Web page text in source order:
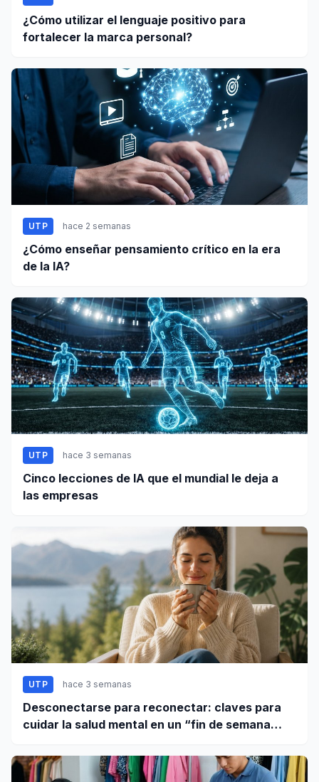
¿Cómo utilizar el lenguaje positivo para
fortalecer la marca personal?
UTP hace 2 semanas
¿Cómo enseñar pensamiento crítico en la era
de la IA?
UTP hace 3 semanas
Cinco lecciones de IA que el mundial le deja a
las empresas
UTP hace 3 semanas
Desconectarse para reconectar: claves para
cuidar la salud mental en un “fin de semana